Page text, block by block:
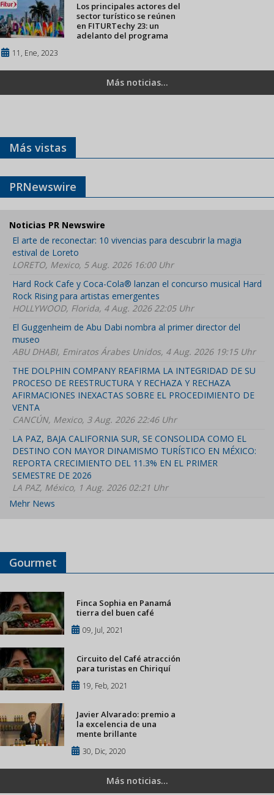
Los principales actores del
sector turístico se reúnen
en FITURTechy 23: un
adelanto del programa
11, Ene, 2023
Más noticias...
Más vistas
PRNewswire
Noticias PR Newswire
El arte de reconectar: 10 vivencias para descubrir la magia
estival de Loreto
LORETO, Mexico, 5 Aug. 2026 16:00 Uhr
Hard Rock Cafe y Coca-Cola® lanzan el concurso musical Hard
Rock Rising para artistas emergentes
HOLLYWOOD, Florida, 4 Aug. 2026 22:05 Uhr
El Guggenheim de Abu Dabi nombra al primer director del
museo
ABU DHABI, Emiratos Árabes Unidos, 4 Aug. 2026 19:15 Uhr
THE DOLPHIN COMPANY REAFIRMA LA INTEGRIDAD DE SU
PROCESO DE REESTRUCTURA Y RECHAZA Y RECHAZA
AFIRMACIONES INEXACTAS SOBRE EL PROCEDIMIENTO DE
VENTA
CANCÚN, Mexico, 3 Aug. 2026 22:46 Uhr
LA PAZ, BAJA CALIFORNIA SUR, SE CONSOLIDA COMO EL
DESTINO CON MAYOR DINAMISMO TURÍSTICO EN MÉXICO:
REPORTA CRECIMIENTO DEL 11.3% EN EL PRIMER
SEMESTRE DE 2026
LA PAZ, México, 1 Aug. 2026 02:21 Uhr
Mehr News
Gourmet
Finca Sophia en Panamá
tierra del buen café
09, Jul, 2021
Circuito del Café atracción
para turistas en Chiriquí
19, Feb, 2021
Javier Alvarado: premio a
la excelencia de una
mente brillante
30, Dic, 2020
Más noticias...